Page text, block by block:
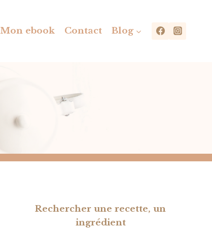
Mon ebook Contact Blog
Rechercher une recette, un
ingrédient